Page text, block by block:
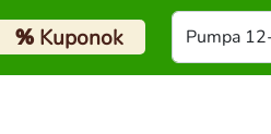
%Kuponok